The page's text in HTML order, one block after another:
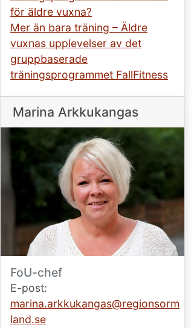
för äldre vuxna?
Mer än bara träning – Äldre
vuxnas upplevelser av det
gruppbaserade
träningsprogrammet FallFitness
Marina Arkkukangas
FoU-chef
E-post:
marina.arkkukangas@regionsorm
land.se